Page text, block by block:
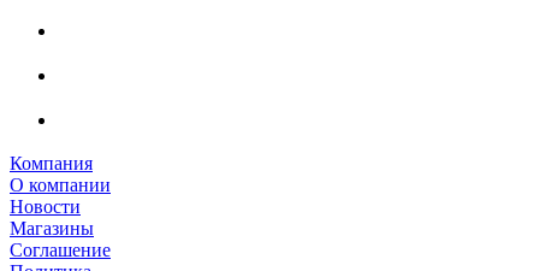
Компания
О компании
Новости
Магазины
Соглашение